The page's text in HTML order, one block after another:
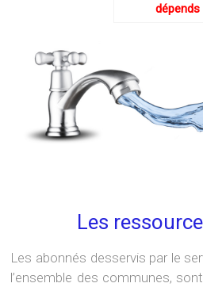
dépends
Les
Les abonnés desservis par le
l’ensemble des communes,